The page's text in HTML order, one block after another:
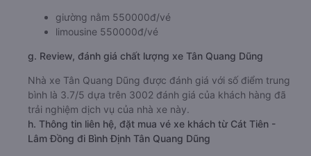
giường nằm 550000đ/vé
limousine 550000đ/vé
g. Review, đánh giá chất lượng xe Tân Quang Dũng
Nhà xe Tân Quang Dũng được đánh giá với số điểm trung
bình là 3.7/5 dựa trên 3002 đánh giá của khách hàng đã
trải nghiệm dịch vụ của nhà xe này.
h. Thông tin liên hệ, đặt mua vé xe khách từ Cát Tiên -
Lâm Đồng đi Bình Định Tân Quang Dũng